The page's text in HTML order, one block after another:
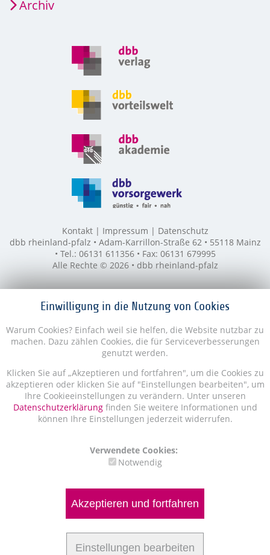
Einwilligung in die Nutzung von Cookies
Warum Cookies? Einfach weil sie helfen, die Website nutzbar zu
machen. Dazu zählen Cookies, die für Serviceverbesserungen
genutzt werden.
Klicken Sie auf „Akzeptieren und fortfahren", um die Cookies zu
akzeptieren oder klicken Sie auf "Einstellungen bearbeiten", um
Ihre Cookieeinstellungen zu verändern. Unter unseren
Datenschutzerklärungfinden Sie weitere Informationen und
können Ihre Einstellungen jederzeit widerrufen.
Verwendete Cookies:
Notwendig
Akzeptieren und fortfahren
Einstellungen bearbeiten
Archiv
Kontakt Impressum
Datenschutz
dbb rheinland-pfalz • Adam-Karrillon-Straße 62 • 55118 Mainz
• Tel.: 06131 611356 • Fax: 06131 679995
Alle Rechte © 2026 • dbb rheinland-pfalz